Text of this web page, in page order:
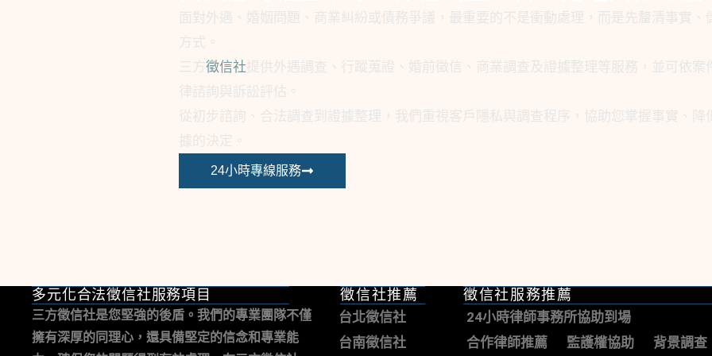
面對外遇、婚姻問題、商業糾紛或債務爭議，最重要的不是衝動處理，而是先釐清事實
方式。
三方徵信社提供外遇調查、行蹤蒐證、婚前徵信、商業調查及證據整理等服務，並可依
律諮詢與訴訟評估。
從初步諮詢、合法調查到證據整理，我們重視客戶隱私與調查程序，協助您掌握事實、
據的決定。
24小時專線服務
多元化合法徵信社服務項目
三方徵信社是您堅強的後盾。我們的專業團隊不僅
擁有深厚的同理心，還具備堅定的信念和專業能
徵信社推薦
台北徵信社
台南徵信社
徵信社服務推薦
24小時律師事務所協助到場
合作律師推薦
監護權協助 背景調查